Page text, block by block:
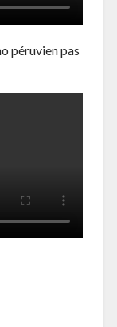
péruvien pas